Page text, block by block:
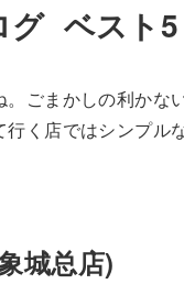
グ ベスト5
。ごまかしの利かな
く店ではシンプル
城总店)